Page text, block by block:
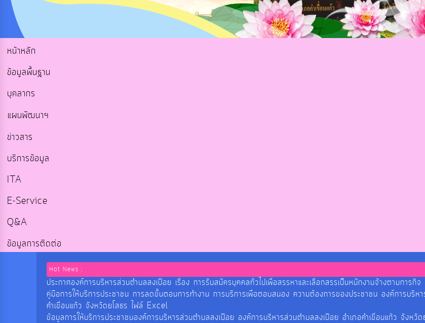
หน้าหลัก
ข้อมูลพื้นฐาน
บุคลากร
แผนพัฒนาฯ
ข่าวสาร
บริการข้อมูล
ITA
E-Service
Q&A
ข้อมูลการติดต่อ
Hot News :
ประกาศองค์การบริหารส่วนตำบลสงเปือย เรื่อง การรับสมัครบุคคลทั่วไปเพื่อสรรหาและเลือกสรรเป็นหนักงานจ้างตามการกิจ
คู่มือการให้บริการประชาชน การลดขั้นตอนการทำงาน การบริการเพื่อตอบสนอง ความต้องการของประชาชน องค์การบริห
คำเขื่อนแก้ว จังหวัดยโสธร ไฟล์ Excel
ข้อมูลการให้บริการประชาชนองค์การบริหารส่วนตำบลสงเปือย องค์การบริหารส่วนตำบลสงเปือย อำเภอคำเขื่อนแก้ว จัง